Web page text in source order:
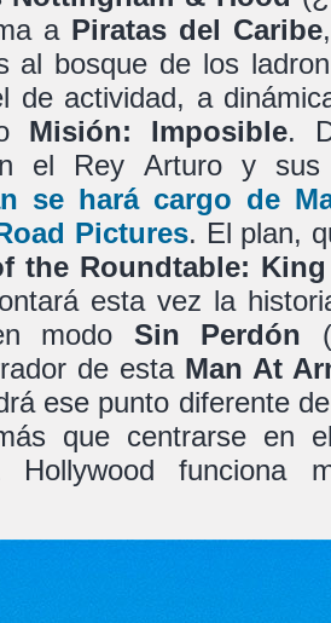
a Piratas del Caribe
al bosque de los
de actividad, a
Misión: Imposible.
el Rey Arturo y
se hará cargo de
Pictures. El plan,
the Roundtable:
esta vez la
modo Sin Perdón (
de esta Man At
ese punto diferente
que centrarse en
Hollywood funciona